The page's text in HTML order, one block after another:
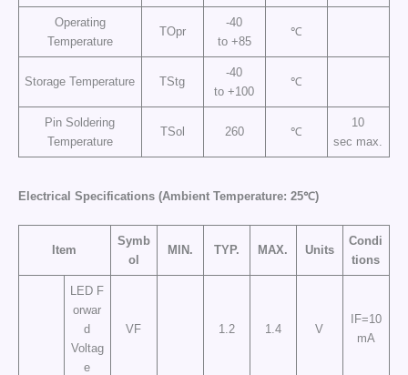
Operating
Temperature
TOpr
-40
to +85
℃
Storage Temperature TStg
-40
to +100
℃
Pin Soldering
Temperature
TSol 260 ℃
10
sec max.
Electrical Specifications (Ambient Temperature: 25℃)
Item
Symb
ol
MIN. TYP. MAX. Units
Condi
tions
LED F
orwar
d
Voltag
e
VF 1.2 1.4 V
IF=10
mA